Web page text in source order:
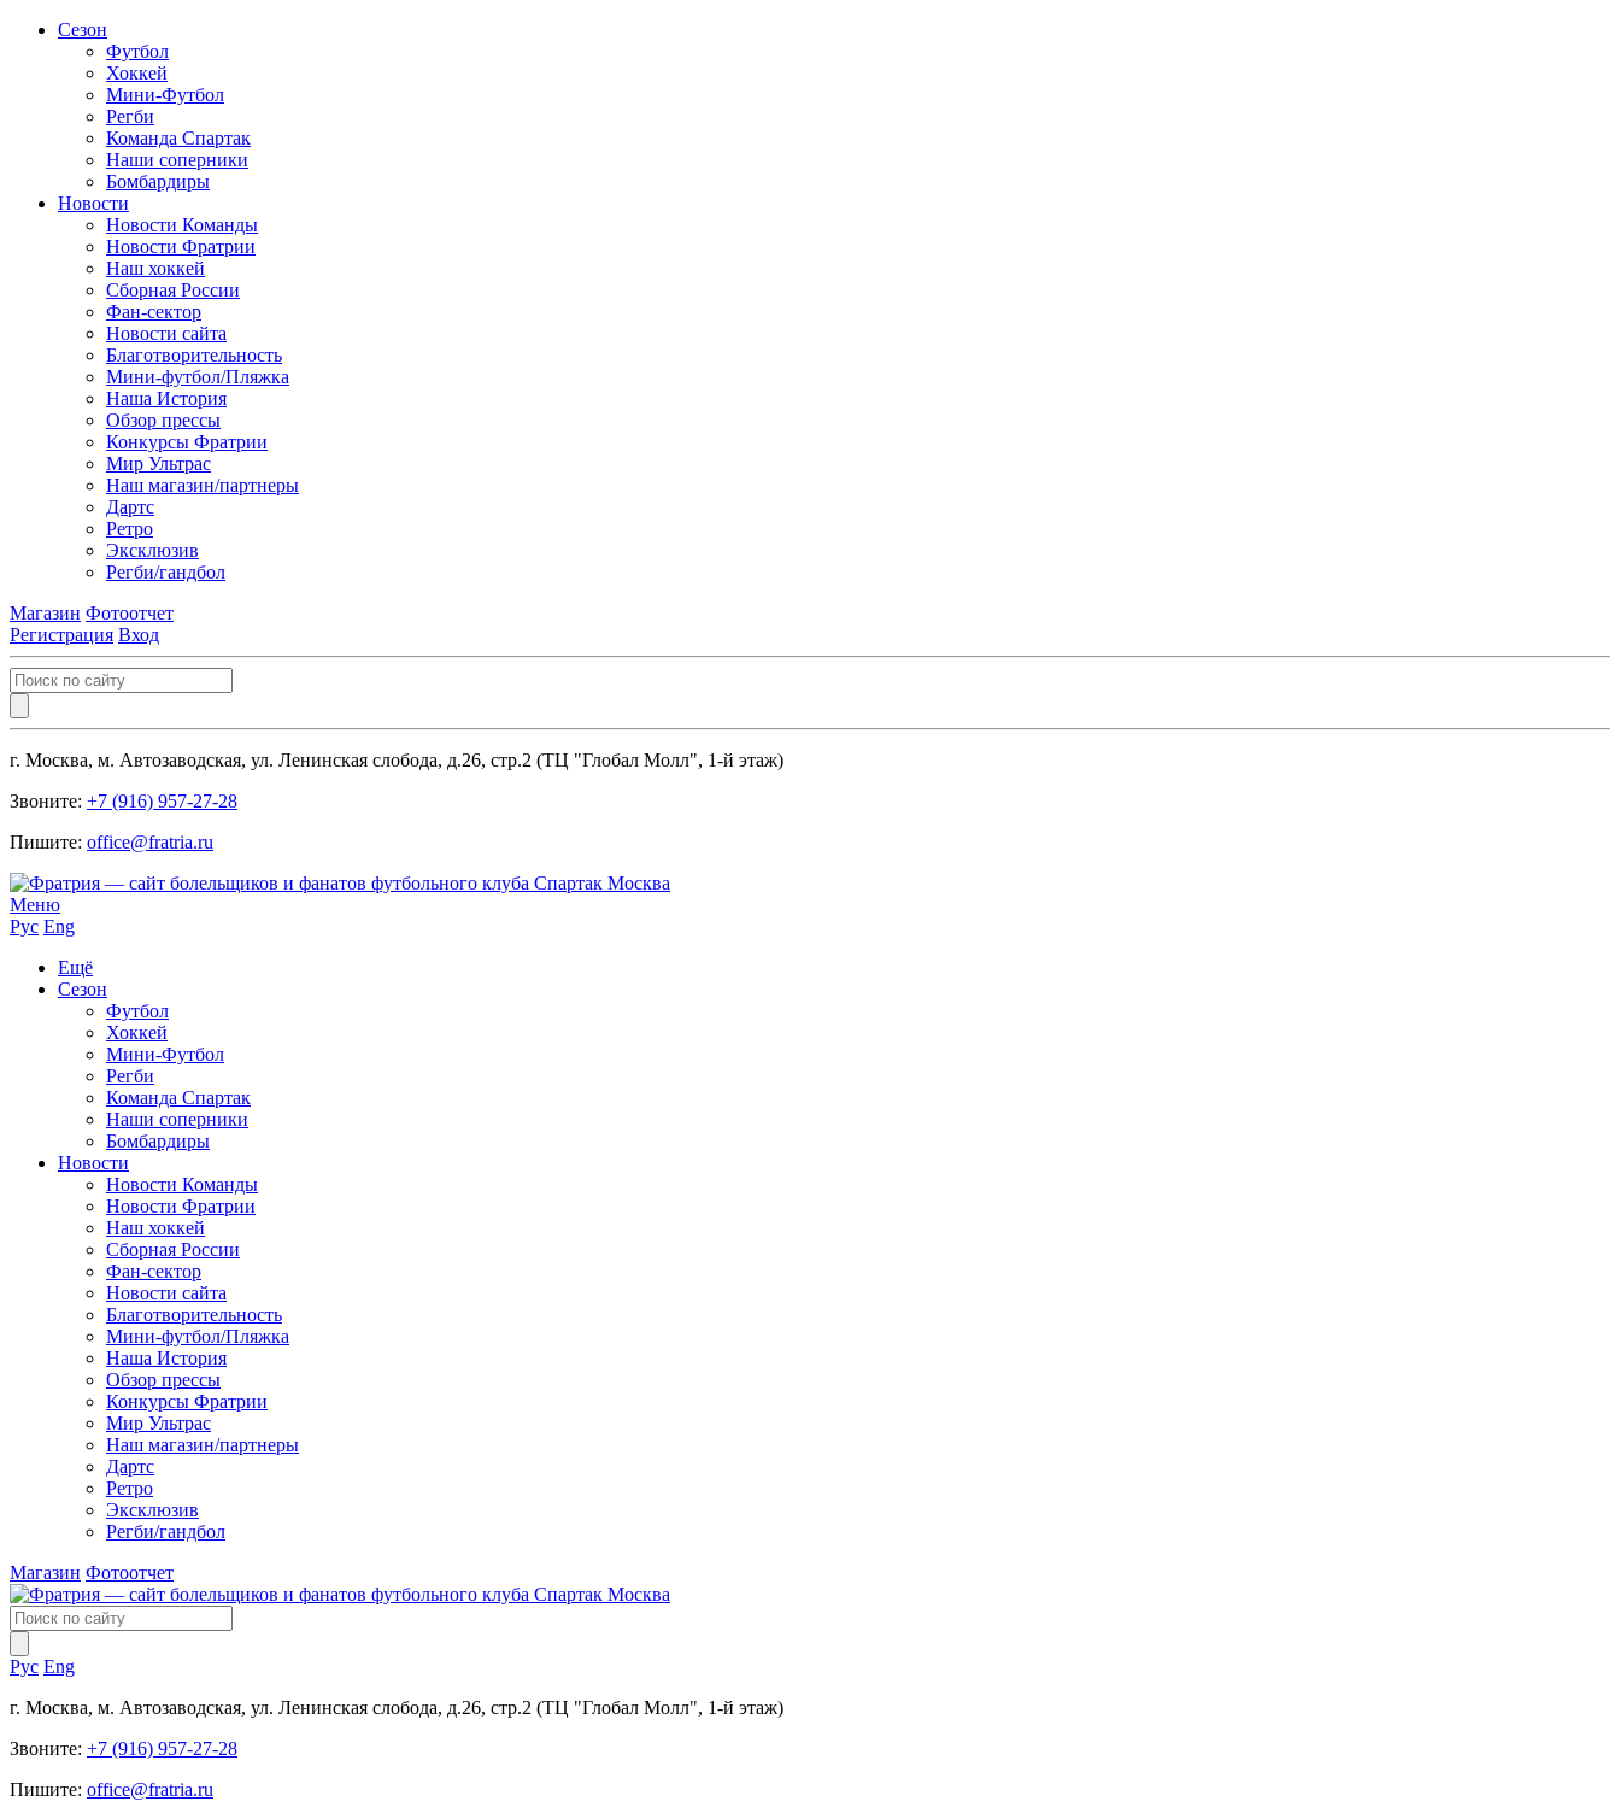
Сезон
Футбол
Хоккей
Мини-Футбол
Регби
Команда Спартак
Наши соперники
Бомбардиры
Новости
Новости Команды
Новости Фратрии
Наш хоккей
Сборная России
Фан-cектор
Новости сайта
Благотворительность
Мини-футбол/Пляжка
Наша История
Обзор прессы
Конкурсы Фратрии
Мир Ультрас
Наш магазин/партнеры
Дартс
Ретро
Эксклюзив
Регби/гандбол
Магазин Фотоотчет
Регистрация Вход
г. Москва, м. Автозаводская, ул. Ленинская слобода, д.26, стр.2 (ТЦ "Глобал Молл", 1-й этаж)
Звоните: +7 (916) 957-27-28
Пишите: office@fratria.ru
Меню
Рус Eng
Ещё
Сезон
Футбол
Хоккей
Мини-Футбол
Регби
Команда Спартак
Наши соперники
Бомбардиры
Новости
Новости Команды
Новости Фратрии
Наш хоккей
Сборная России
Фан-cектор
Новости сайта
Благотворительность
Мини-футбол/Пляжка
Наша История
Обзор прессы
Конкурсы Фратрии
Мир Ультрас
Наш магазин/партнеры
Дартс
Ретро
Эксклюзив
Регби/гандбол
Магазин Фотоотчет
Рус Eng
г. Москва, м. Автозаводская, ул. Ленинская слобода, д.26, стр.2 (ТЦ "Глобал Молл", 1-й этаж)
Звоните: +7 (916) 957-27-28
Пишите: office@fratria.ru